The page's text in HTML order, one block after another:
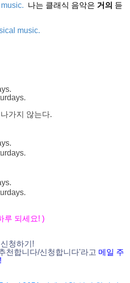
나는 클래식 음악은 거의 듣
music.
가지 않는다.
루 되세요! )
청하기 !
천합니다/신청합니다'라고 메일 주